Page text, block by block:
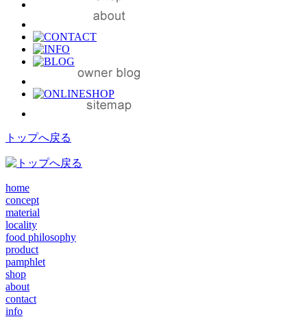
トップへ戻る
home
concept
material
locality
food philosophy
product
pamphlet
shop
about
contact
info